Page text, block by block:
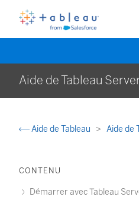
Aide de Tableau
Aide de Tableau Aide de
CONTENU
Démarrer avec Tableau